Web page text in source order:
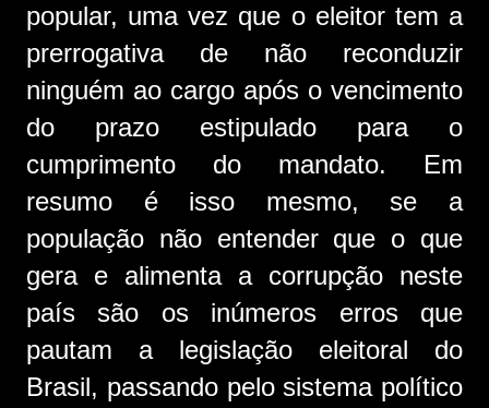
popular, uma vez que o eleitor tem a
prerrogativa de não reconduzir
ninguém ao cargo após o vencimento
do prazo estipulado para o
cumprimento do mandato. Em
resumo é isso mesmo, se a
população não entender que o que
gera e alimenta a corrupção neste
país são os inúmeros erros que
pautam a legislação eleitoral do
Brasil, passando pelo sistema político